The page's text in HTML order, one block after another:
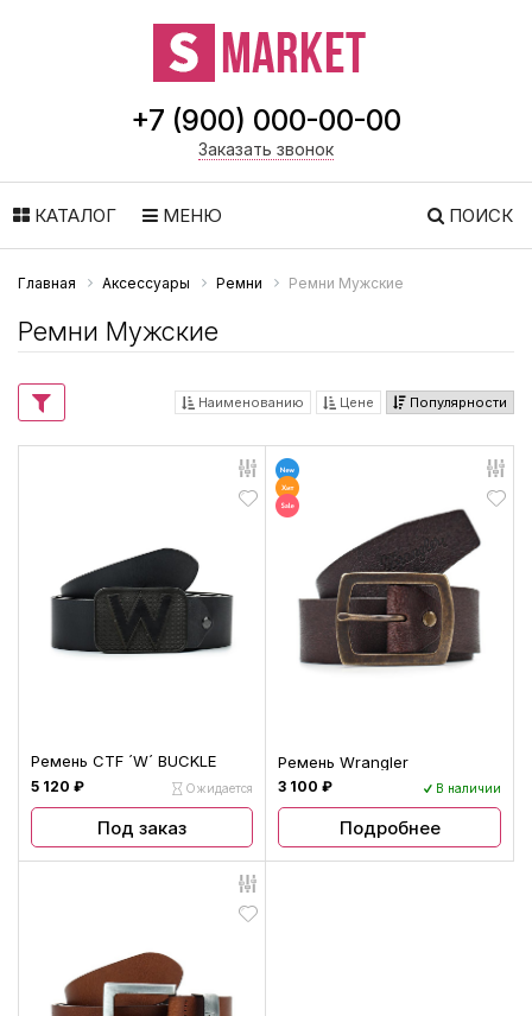
+7 (900) 000-00-00
Заказать звонок
КАТАЛОГ МЕНЮ ПОИСК
Главная Аксессуары Ремни Ремни Мужские
Ремни Мужские
Наименованию Цене Популярности
Ремень CTF ´W´ BUCKLE
5 120 ₽ Ожидается
Под заказ
Ремень Wrangler
3 100 ₽ В наличии
Подробнее